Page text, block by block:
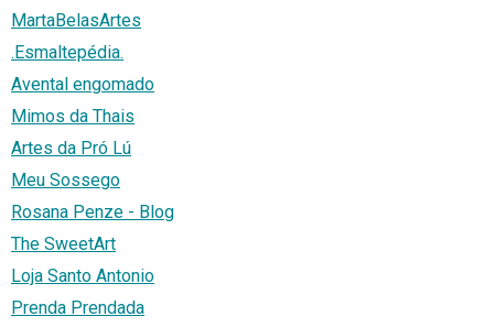
MartaBelasArtes
.Esmaltepédia.
Avental engomado
Mimos da Thais
Artes da Pró Lú
Meu Sossego
Rosana Penze - Blog
The SweetArt
Loja Santo Antonio
Prenda Prendada